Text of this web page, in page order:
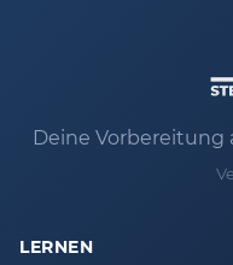
Deine
LERNEN